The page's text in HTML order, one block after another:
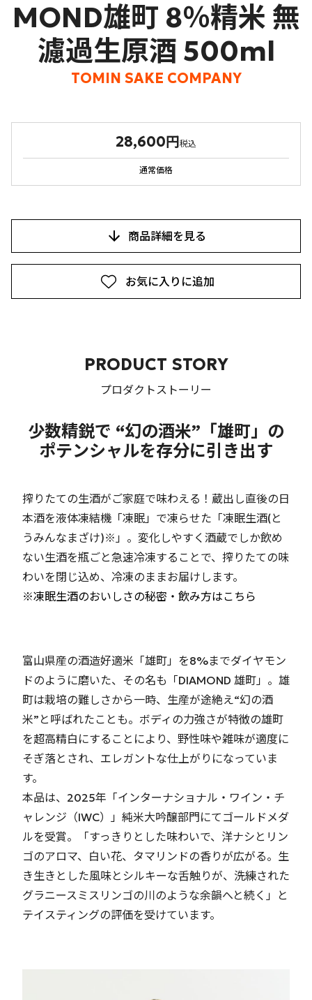
MOND雄町 8％精米 無
濾過生原酒 500ml
TOMIN SAKE COMPANY
28,600円税込
通常価格
お気に入りに追加
商品詳細を見る
PRODUCT STORY
プロダクトストーリー
少数精鋭で “幻の酒米”「雄町」の
ポテンシャルを存分に引き出す
搾りたての生酒がご家庭で味わえる！蔵出し直後の日
本酒を液体凍結機「凍眠」で凍らせた「凍眠生酒(と
うみんなまざけ)※」。変化しやすく酒蔵でしか飲め
ない生酒を瓶ごと急速冷凍することで、搾りたての味
わいを閉じ込め、冷凍のままお届けします。
※凍眠生酒のおいしさの秘密・飲み方はこちら
富山県産の酒造好適米「雄町」を8%までダイヤモン
ドのように磨いた、その名も「DIAMOND 雄町」。雄
町は栽培の難しさから一時、生産が途絶え“幻の酒
米”と呼ばれたことも。ボディの力強さが特徴の雄町
を超高精白にすることにより、野性味や雑味が適度に
そぎ落とされ、エレガントな仕上がりになっていま
す。
本品は、2025年「インターナショナル・ワイン・チ
ャレンジ（IWC）」純米大吟醸部門にてゴールドメダ
ルを受賞。「すっきりとした味わいで、洋ナシとリン
ゴのアロマ、白い花、タマリンドの香りが広がる。生
き生きとした風味とシルキーな舌触りが、洗練された
グラニースミスリンゴの川のような余韻へと続く」と
テイスティングの評価を受けています。